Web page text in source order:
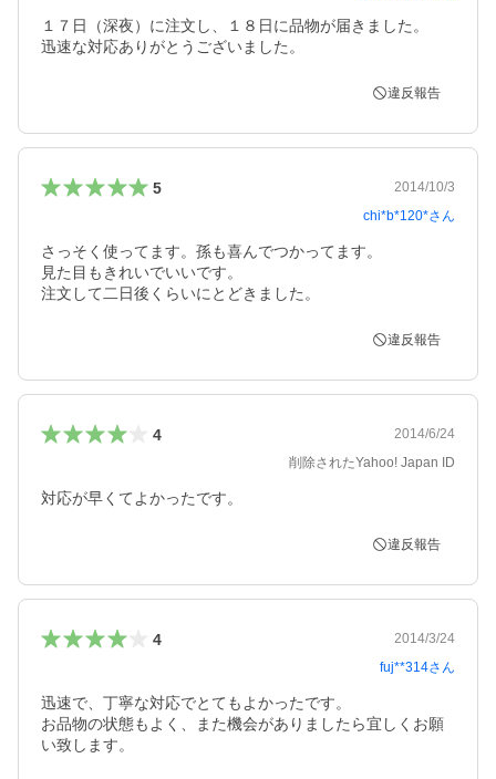
１７日（深夜）に注文し、１８日に品物が届きました。
迅速な対応ありがとうございました。
違反報告
5
2014/10/3
chi*b*120*さん
さっそく使ってます。孫も喜んでつかってます。
見た目もきれいでいいです。
注文して二日後くらいにとどきました。
違反報告
4
2014/6/24
削除されたYahoo! Japan ID
対応が早くてよかったです。
違反報告
4
2014/3/24
fuj**314さん
迅速で、丁寧な対応でとてもよかったです。
お品物の状態もよく、また機会がありましたら宜しくお願
い致します。